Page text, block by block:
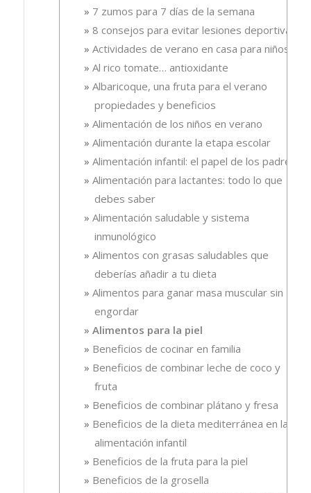
7 zumos para 7 días de la semana
8 consejos para evitar lesiones deportivas
Actividades de verano en casa para niños
Al rico tomate… antioxidante
Albaricoque, una fruta para el verano
propiedades y beneficios
Alimentación de los niños en verano
Alimentación durante la etapa escolar
Alimentación infantil: el papel de los padres
Alimentación para lactantes: todo lo que
debes saber
Alimentación saludable y sistema
inmunológico
Alimentos con grasas saludables que
deberías añadir a tu dieta
Alimentos para ganar masa muscular sin
engordar
Alimentos para la piel
Beneficios de cocinar en familia
Beneficios de combinar leche de coco y
fruta
Beneficios de combinar plátano y fresa
Beneficios de la dieta mediterránea en la
alimentación infantil
Beneficios de la fruta para la piel
Beneficios de la grosella